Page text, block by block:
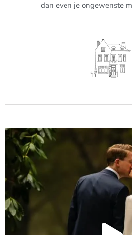
dan even je ongewenste